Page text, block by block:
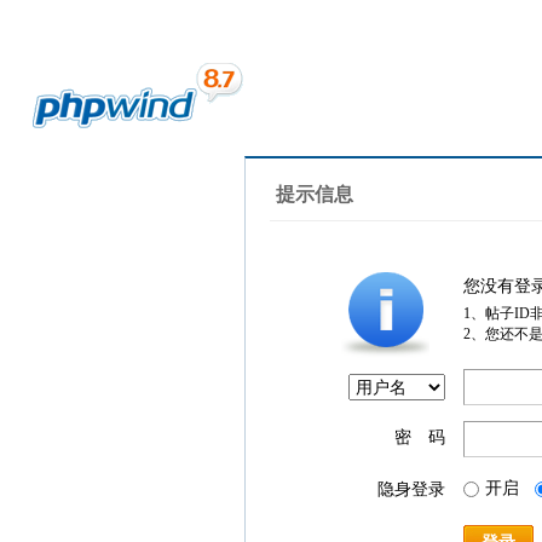
提示信息
您没有登
1、帖子ID
2、您还不
密 码
隐身登录 开启